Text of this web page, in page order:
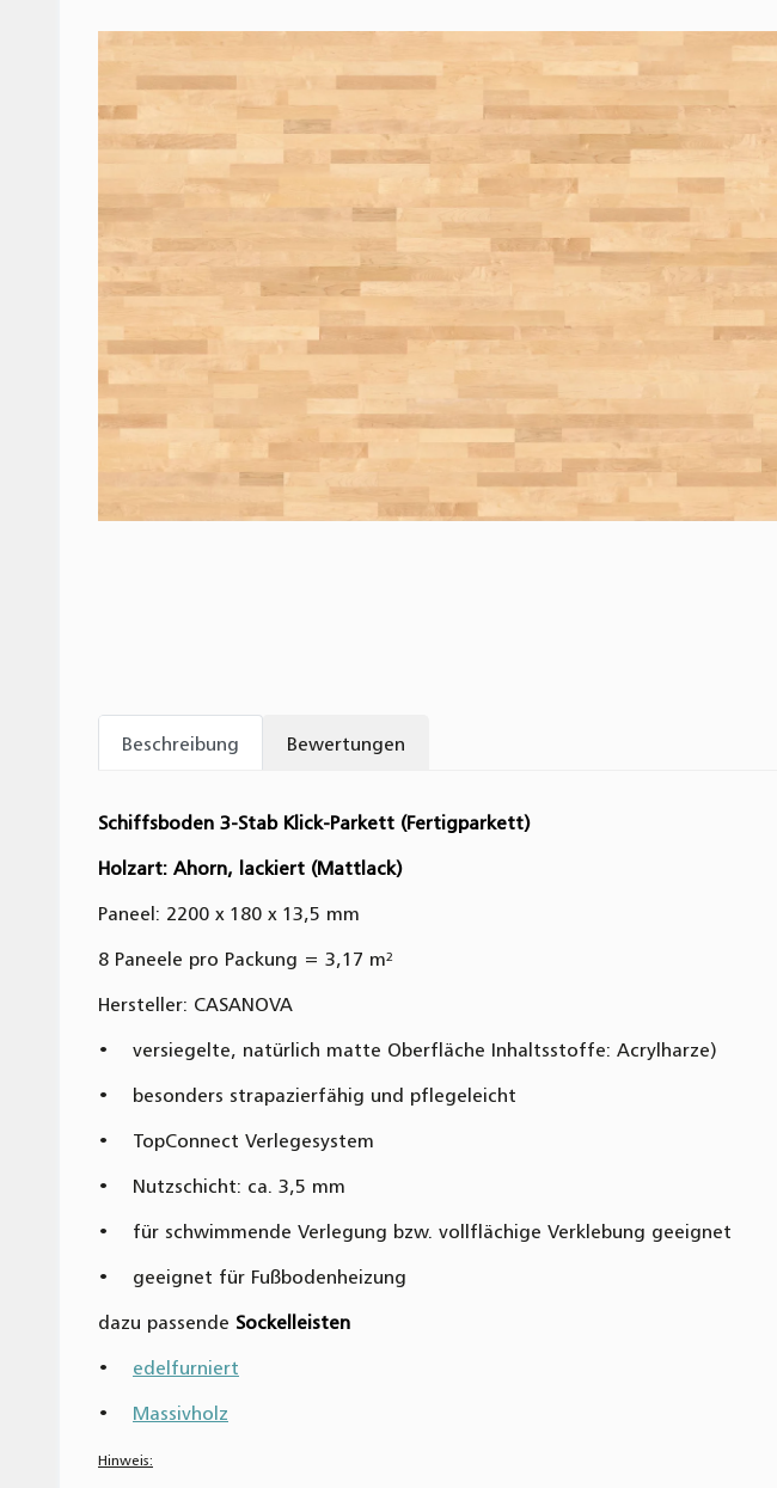
Beschreibung Bewertungen
Schiffsboden 3-Stab Klick-Parkett (Fertigparkett)
Holzart: Ahorn, lackiert (Mattlack)
Paneel: 2200 x 180 x 13,5 mm
8 Paneele pro Packung = 3,17 m²
Hersteller: CASANOVA
• versiegelte, natürlich matte Oberfläche Inhaltsstoffe: Acrylharze)
• besonders strapazierfähig und pflegeleicht
• TopConnect Verlegesystem
• Nutzschicht: ca. 3,5 mm
• für schwimmende Verlegung bzw. vollflächige Verklebung geeignet
• geeignet für Fußbodenheizung
dazu passende Sockelleisten
• edelfurniert
• Massivholz
Hinweis: